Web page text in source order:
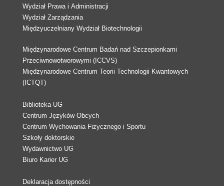
Wydział Prawa i Administracji
Wydział Zarządzania
Międzyuczelniany Wydział Biotechnologii
Międzynarodowe Centrum Badań nad Szczepionkami
Przeciwnowotworowymi (ICCVS)
Międzynarodowe Centrum Teorii Technologii Kwantowych
(ICTQT)
Biblioteka UG
Centrum Języków Obcych
Centrum Wychowania Fizycznego i Sportu
Szkoły doktorskie
Wydawnictwo UG
Biuro Karier UG
Deklaracja dostępności